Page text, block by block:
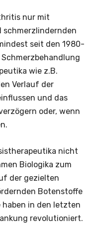
nur mit
seit den 1980-
wie z.B.
Verlauf der
und das
oder, wenn
nicht
Biologika zum
der gezielten
Botenstoffe
haben in den letzten
revolutioniert.